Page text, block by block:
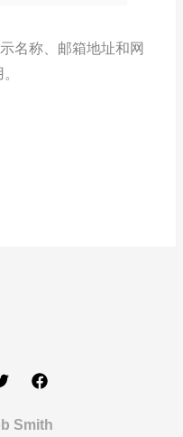
名称、邮箱地址和网
Smith